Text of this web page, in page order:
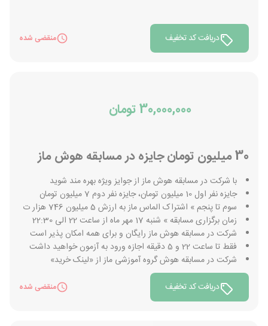
دریافت کد تخفیف منقضی شده
30,000,000 تومان
30 میلیون تومان جایزه در مسابقه هوش ماز
با شرکت در مسابقه هوش ماز از جوایز ویژه بهره مند شوید
جایزه نفر اول 10 میلیون تومان، جایزه نفر دوم 7 میلیون تومان
سوم تا پنجم » اشتراک الماس ماز به ارزش 5 میلیون 746 هزار ت
زمان برگزاری مسابقه » شنبه 17 مهر ماه از ساعت 22 الی 22:30
شرکت در مسابقه هوش ماز رایگان و برای همه امکان پذیر است
فقط تا ساعت 22 و 5 دقیقه اجازه ورود به آزمون خواهید داشت
شرکت در مسابقه هوش گروه آموزشی ماز از «لینک خرید»
دریافت کد تخفیف
منقضی شده